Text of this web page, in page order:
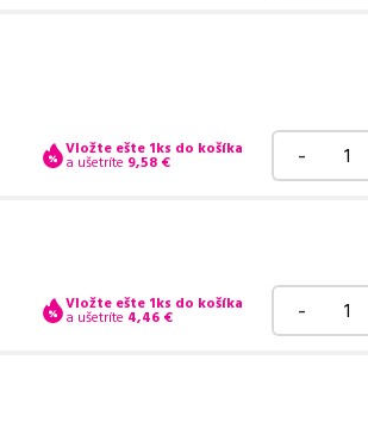
Vložte ešte 1ks do košíka
a ušetríte 9,58 € -
Vložte ešte 1ks do košíka
a ušetríte 4,46 € -